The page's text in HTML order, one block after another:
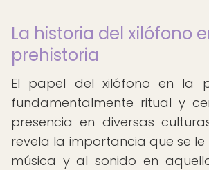
La historia del xilófono
prehistoria
El papel del xilófono en la
fundamentalmente ritual y
presencia en diversas
revela la importancia que se
música y al sonido en